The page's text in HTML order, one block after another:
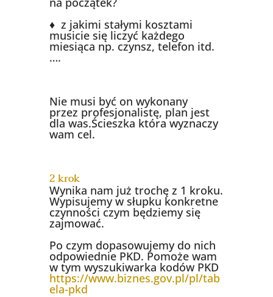
♦ z jakimi stałymi kosztami
musicie się liczyć każdego
miesiąca np. czynsz, telefon itd.
….
Nie musi być on wykonany
przez profesjonalistę, plan jest
dla was.Ścieszka która wyznaczy
wam cel.
2 krok
Wynika nam już trochę z 1 kroku.
Wypisujemy w słupku konkretne
czynności czym będziemy się
zajmować.
Po czym dopasowujemy do nich
odpowiednie PKD. Pomoże wam
w tym wyszukiwarka kodów PKD
https://www.biznes.gov.pl/pl/tab
ela-pkd